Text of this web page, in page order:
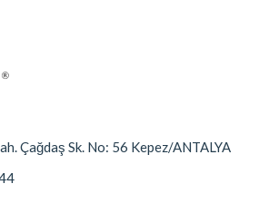
Çağdaş Sk. No: 56 Kepez/ANTALYA